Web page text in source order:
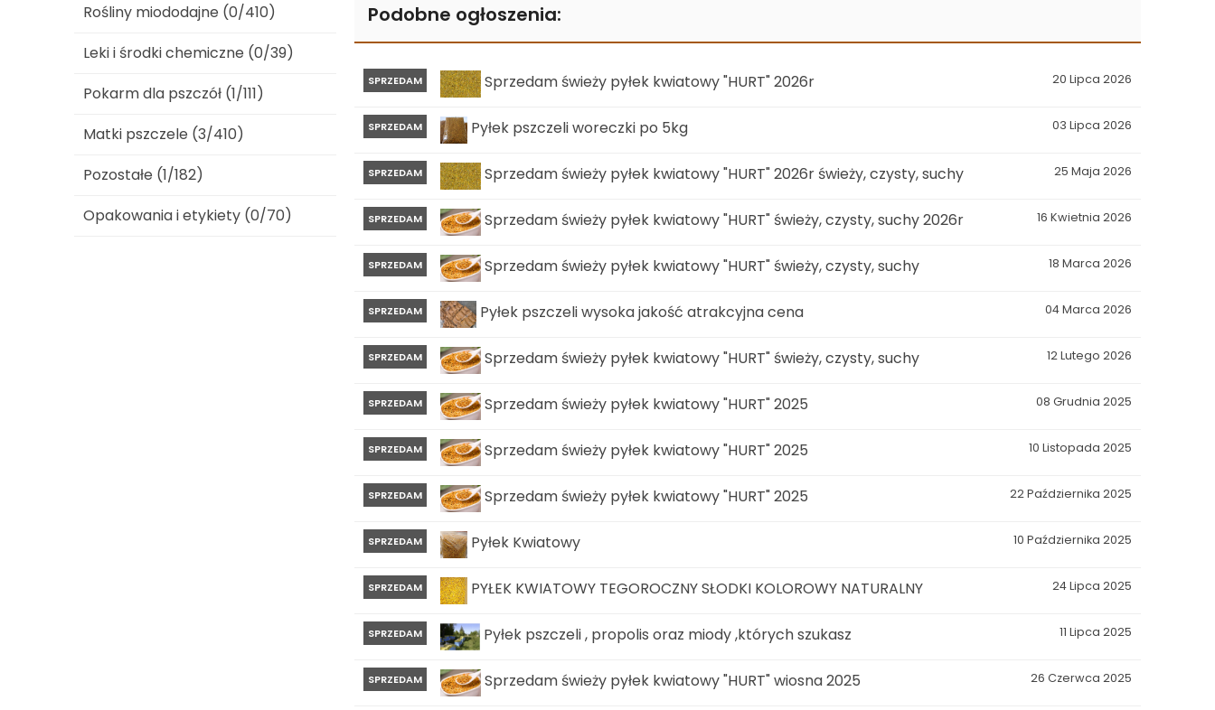
Podobne ogłoszenia:
20 Lipca 2026
SPRZEDAM Sprzedam świeży pyłek kwiatowy "HURT" 2026r
03 Lipca 2026
SPRZEDAM Pyłek pszczeli woreczki po 5kg
25 Maja 2026
SPRZEDAM Sprzedam świeży pyłek kwiatowy "HURT" 2026r świeży, czysty, suchy
16 Kwietnia 2026
SPRZEDAM Sprzedam świeży pyłek kwiatowy "HURT" świeży, czysty, suchy 2026r
18 Marca 2026
SPRZEDAM Sprzedam świeży pyłek kwiatowy "HURT" świeży, czysty, suchy
04 Marca 2026
SPRZEDAM Pyłek pszczeli wysoka jakość atrakcyjna cena
12 Lutego 2026
SPRZEDAM Sprzedam świeży pyłek kwiatowy "HURT" świeży, czysty, suchy
08 Grudnia 2025
SPRZEDAM Sprzedam świeży pyłek kwiatowy "HURT" 2025
10 Listopada 2025
SPRZEDAM Sprzedam świeży pyłek kwiatowy "HURT" 2025
22 Października 2025
SPRZEDAM Sprzedam świeży pyłek kwiatowy "HURT" 2025
10 Października 2025
SPRZEDAM Pyłek Kwiatowy
24 Lipca 2025
SPRZEDAM PYŁEK KWIATOWY TEGOROCZNY SŁODKI KOLOROWY NATURALNY
11 Lipca 2025
SPRZEDAM Pyłek pszczeli , propolis oraz miody ,których szukasz
26 Czerwca 2025
SPRZEDAM Sprzedam świeży pyłek kwiatowy "HURT" wiosna 2025
Rośliny miododajne (0/410)
Leki i środki chemiczne (0/39)
Pokarm dla pszczół (1/111)
Matki pszczele (3/410)
Pozostałe (1/182)
Opakowania i etykiety (0/70)